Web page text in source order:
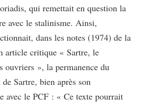
qui remettait en question la
avec le stalinisme. Ainsi,
dans les notes (1974) de la
article critique « Sartre, le
ouvriers », la permanence du
Sartre, bien après son
avec le PCF : « Ce texte pourrait